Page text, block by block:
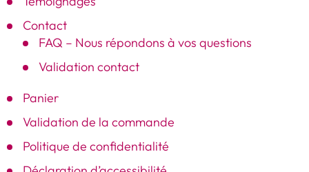
Contact
FAQ – Nous répondons à vos questions
Validation contact
Panier
Validation de la commande
Politique de confidentialité